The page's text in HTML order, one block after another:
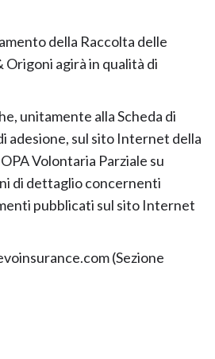
della Raccolta delle
agirà in qualità di
unitamente alla Scheda di
adesione, sul sito Internet della
Volontaria Parziale su
di dettaglio concernenti
pubblicati sul sito Internet
(Sezione